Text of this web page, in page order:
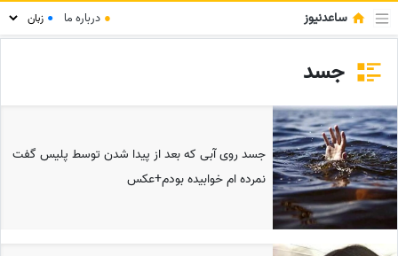
ساعدنیوز ● درباره ما ●
جسد
جسد روی آبی که بعد از پیدا شدن توسط پلیس گفت
نمرده ام خوابیده بودم+عکس